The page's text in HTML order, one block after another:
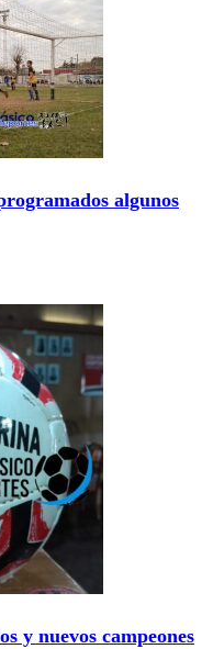
algunos
y nuevos campeones